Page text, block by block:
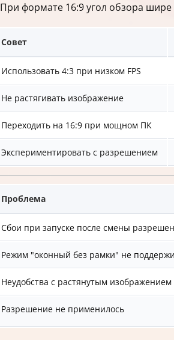
При формате 16:9 угол обзора
Совет
Использовать 4:3 при низком FPS
Не растягивать изображение
Переходить на 16:9 при мощном ПК
Экспериментировать с разрешением
Проблема
Сбои при запуске после смены
Режим "оконный без рамки" не
Неудобства с растянутым изображением
Разрешение не применилось